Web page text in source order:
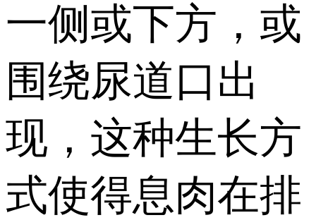
一侧或下方，或
围绕尿道口出
现，这种生长方
式使得息肉在排